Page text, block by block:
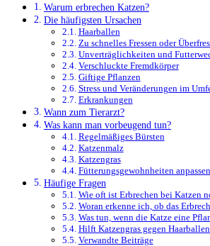
Warum erbrechen Katzen?
Die häufigsten Ursachen
Haarballen
Zu schnelles Fressen oder
Unverträglichkeiten und
Verschluckte Fremdkörper
Giftige Pflanzen
Stress und Veränderungen im
Erkrankungen
Wann zum Tierarzt?
Was kann man vorbeugend tun?
Regelmäßiges Bürsten
Katzenmalz
Katzengras
Fütterungsgewohnheiten anpassen
Häufige Fragen
Wie oft ist Erbrechen bei Katzen
Woran erkenne ich, ob das
Was tun, wenn die Katze eine
Hilft Katzengras gegen
Verwandte Beiträge